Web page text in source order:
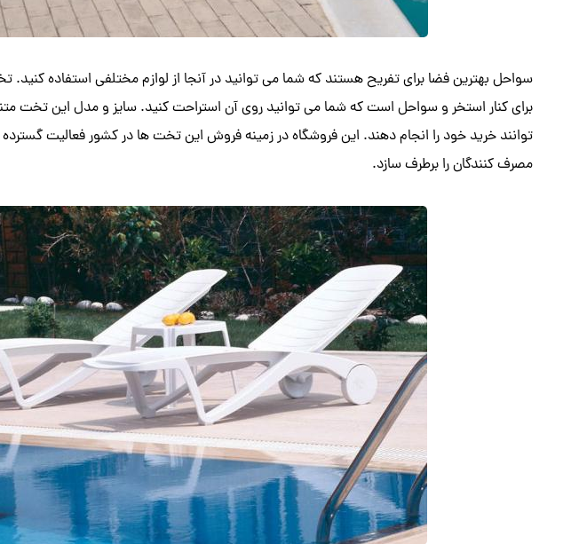
سواحل بهترین فضا برای تفریح هستند که شما می توانید در آنجا از لوازم مختلفی استفاده
برای کنار استخر و سواحل است که شما می توانید روی آن استراحت کنید. سایز و مدل این تخت
توانند خرید خود را انجام دهند. این فروشگاه در زمینه فروش این تخت ها در کشور فعالیت گسترده
مصرف کنندگان را برطرف سازد.